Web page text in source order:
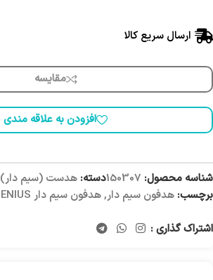
ارسال سریع کالا
مقایسه
افزودن به علاقه مندی
شناسه محصول: 150307دسته: هدست (سیم دار)
برچسب: هدفون سیم دار,هدفون سیم دار GENIUS
اشتراک گذاری :